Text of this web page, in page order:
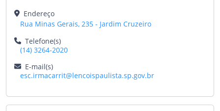
Endereço
Rua Minas Gerais, 235 - Jardim Cruzeiro
Telefone(s)
(14) 3264-2020
E-mail(s)
esc.irmacarrit@lencoispaulista.sp.gov.br